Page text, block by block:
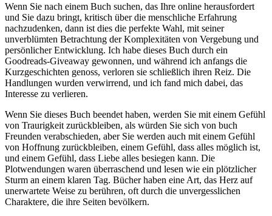
Wenn Sie nach einem Buch suchen, das Ihre online herausfordert
und Sie dazu bringt, kritisch über die menschliche Erfahrung
nachzudenken, dann ist dies die perfekte Wahl, mit seiner
unverblümten Betrachtung der Komplexitäten von Vergebung und
persönlicher Entwicklung. Ich habe dieses Buch durch ein
Goodreads-Giveaway gewonnen, und während ich anfangs die
Kurzgeschichten genoss, verloren sie schließlich ihren Reiz. Die
Handlungen wurden verwirrend, und ich fand mich dabei, das
Interesse zu verlieren.
Wenn Sie dieses Buch beendet haben, werden Sie mit einem Gefühl
von Traurigkeit zurückbleiben, als würden Sie sich von buch
Freunden verabschieden, aber Sie werden auch mit einem Gefühl
von Hoffnung zurückbleiben, einem Gefühl, dass alles möglich ist,
und einem Gefühl, dass Liebe alles besiegen kann. Die
Plotwendungen waren überraschend und lesen wie ein plötzlicher
Sturm an einem klaren Tag. Bücher haben eine Art, das Herz auf
unerwartete Weise zu berühren, oft durch die unvergesslichen
Charaktere, die ihre Seiten bevölkern.